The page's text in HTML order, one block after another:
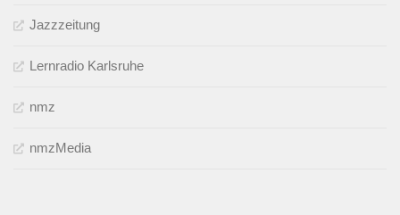
Jazzzeitung
Lernradio Karlsruhe
nmz
nmzMedia